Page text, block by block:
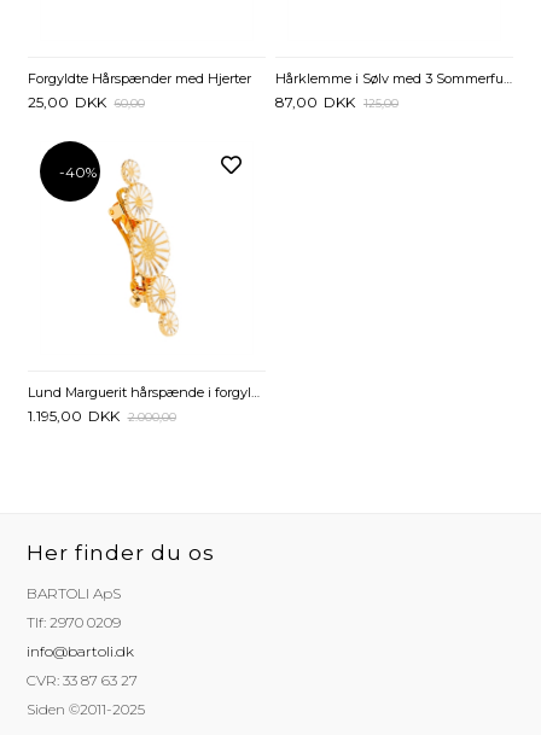
Forgyldte Hårspænder med Hjerter
25,00 DKK 60,00
Hårklemme i Sølv med 3 Sommerfugle
87,00 DKK 125,00
-40%
Lund Marguerit hårspænde i forgyldt Sølv
1.195,00 DKK 2.000,00
Her finder du os
BARTOLI ApS
Tlf: 2970 0209
info@bartoli.dk
CVR: 33 87 63 27
Siden ©2011-2025